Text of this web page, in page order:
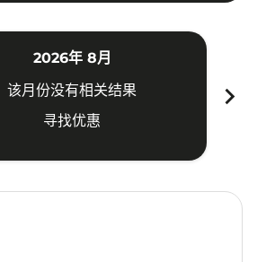
2026年 8月
该月份没有相关结果
寻找优惠
chevron_right